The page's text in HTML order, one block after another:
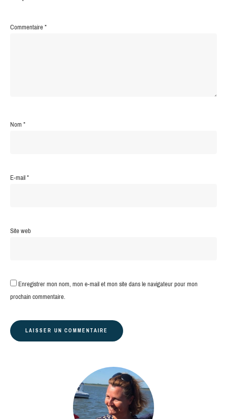
Commentaire*
Nom*
E-mail*
Site web
Enregistrer mon nom, mon e-mail et mon site dans le navigateur pour mon
prochain commentaire.